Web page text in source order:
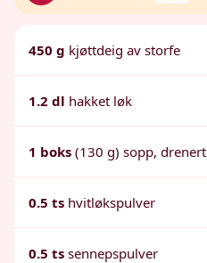
450 g kjøttdeig av storfe
1.2 dl hakket løk
1 boks (130 g) sopp, drenert
0.5 ts hvitløkspulver
0.5 ts sennepspulver